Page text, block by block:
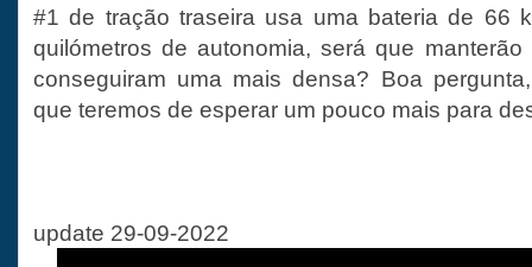
#1 de tração traseira usa uma bateria de 66
quilómetros de autonomia, será que
conseguiram uma mais densa? Boa
que teremos de esperar um pouco mais para
update 29-09-2022